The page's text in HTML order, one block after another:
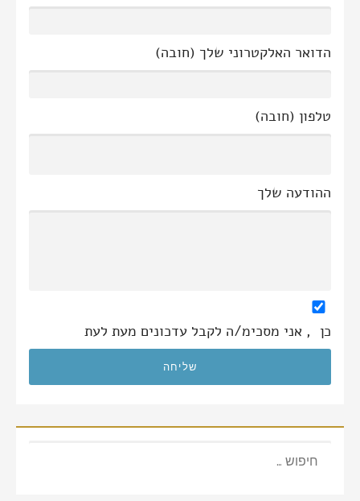
הדואר האלקטרוני שלך (חובה)
טלפון (חובה)
ההודעה שלך
כן , אני מסכימ/ה לקבל עדכונים מעת לעת